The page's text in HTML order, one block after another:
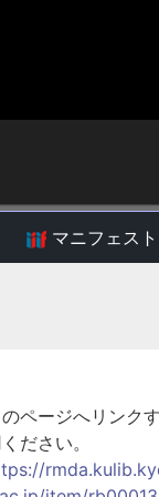
マニフェスト
ページへリンク
ださい。